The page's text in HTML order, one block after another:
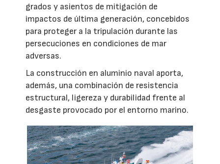
grados y asientos de mitigación de
impactos de última generación, concebidos
para proteger a la tripulación durante las
persecuciones en condiciones de mar
adversas.
La construcción en aluminio naval aporta,
además, una combinación de resistencia
estructural, ligereza y durabilidad frente al
desgaste provocado por el entorno marino.